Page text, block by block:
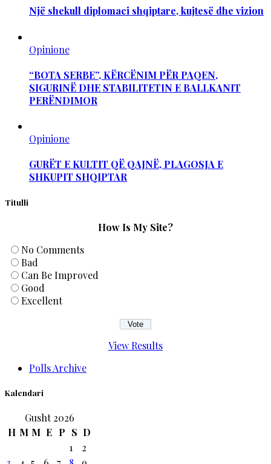
Një shekull diplomaci shqiptare, kujtesë dhe vizion
Opinione
“BOTA SERBE”, KËRCËNIM PËR PAQEN,
SIGURINË DHE STABILITETIN E BALLKANIT
PERËNDIMOR
Opinione
GURËT E KULTIT QË QAJNË, PLAGOSJA E
SHKUPIT SHQIPTAR
Titulli
How Is My Site?
No Comments
Bad
Can Be Improved
Good
Excellent
View Results
Polls Archive
Kalendari
Gusht 2026
H M M E P S D
1
2